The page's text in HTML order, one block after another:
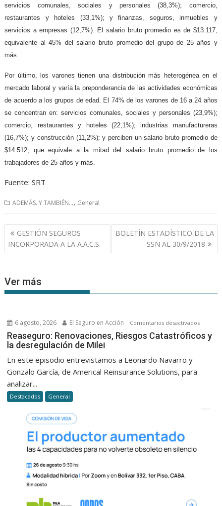
servicios comunales, sociales y personales (38,3%); comercio,
restaurantes y hoteles (33,1%); y finanzas, seguros, inmuebles y
servicios a empresas (12,7%). El salario bruto promedio es de $13.117,
equivalente al 45% del salario bruto promedio del grupo de 25 años y
más.
Por último, los varones tienen una distribución más heterogénea en el
mercado laboral y varía la preponderancia de las actividades económicas
de acuerdo a los grupos de edad. El 74% de los varones de 16 a 24 años
se concentran en: servicios comunales, sociales y personales (23,9%);
comercio, restaurantes y hoteles (22,1%); industrias manufactureras
(16,7%); y construcción (11,2%); y perciben un salario bruto promedio de
$14.512, que equivale a la mitad del salario bruto promedio de los
trabajadores de 25 años y más.
Fuente: SRT
ADEMÁS. Y TAMBIÉN..., General
Navegación
de
entradas
GESTIÓN SEGUROS
INCORPORADA A LA A.A.C.S.
BOLETÍN ESTADÍSTICO DE LA
SSN AL 30/9/2018
Ver más
6 agosto, 2026 El Seguro en Acción Comentarios desactivadosen
Reaseguro: Renovaciones, Riesgos Catastróficos y
la desregulación de Milei
En este episodio entrevistamos a Leonardo Navarro y
Gonzalo García, de Americal Reinsurance Solutions, para
analizar...
Destacados General